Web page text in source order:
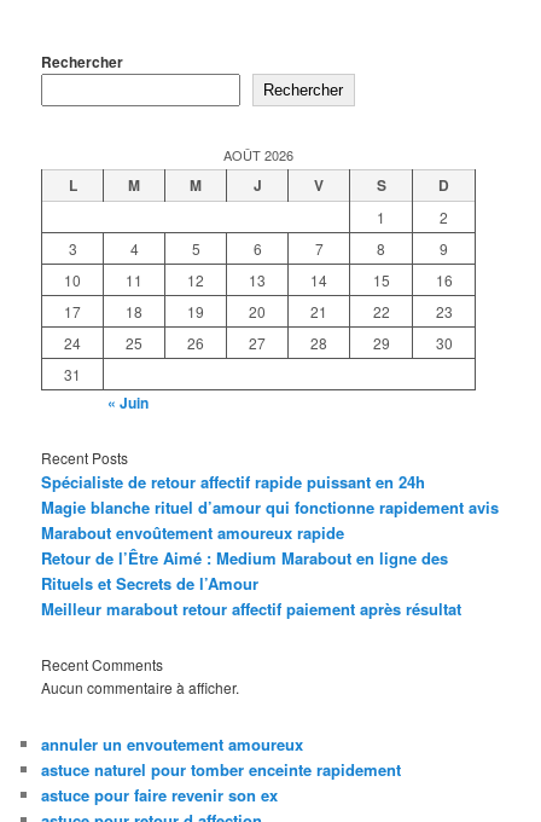
Rechercher
Rechercher
AOÛT 2026
L M M J V S D
1
2
3
4 5 6 7 8
9
10
11 12 13 14 15
16
17
18 19 20 21 22
23
24
25 26 27 28 29
30
31
« Juin
Recent Posts
Spécialiste de retour affectif rapide puissant en 24h
Magie blanche rituel d’amour qui fonctionne rapidement avis
Marabout envoûtement amoureux rapide
Retour de l’Être Aimé : Medium Marabout en ligne des
Rituels et Secrets de l’Amour
Meilleur marabout retour affectif paiement après résultat
Recent Comments
Aucun commentaire à afficher.
annuler un envoutement amoureux
astuce naturel pour tomber enceinte rapidement
astuce pour faire revenir son ex